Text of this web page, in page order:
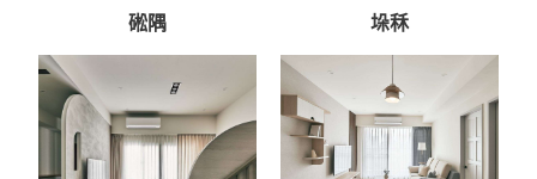
硹隅 垛秝